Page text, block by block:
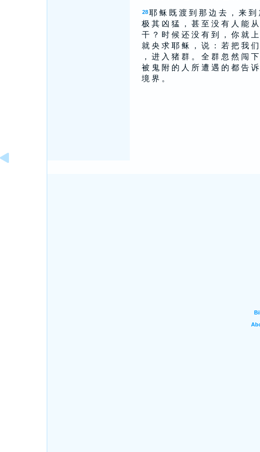
28 耶 稣 既 渡 到 那 边 去 ， 来 到
极 其 凶 猛 ， 甚 至 没 有 人 能 从
干 ？ 时 候 还 没 有 到 ， 你 就
就 央 求 耶 稣 ， 说 ： 若 把 我
， 进 入 猪 群 。 全 群 忽 然 闯
被 鬼 附 的 人 所 遭 遇 的 都 告 诉
境 界 。